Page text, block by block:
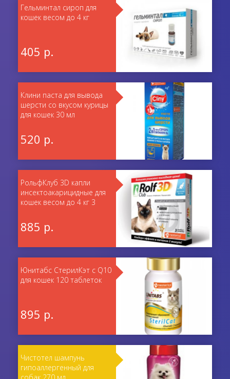
Гельминтал сироп для
кошек весом до 4 кг
405 р.
Клини паста для вывода
шерсти со вкусом курицы
для кошек 30 мл
520 р.
РольфКлуб 3D капли
инсектоакарицидные для
кошек весом до 4 кг 3
885 р.
Юнитабс СтерилКэт с Q10
для кошек 120 таблеток
895 р.
Чистотел шампунь
гипоаллергенный для